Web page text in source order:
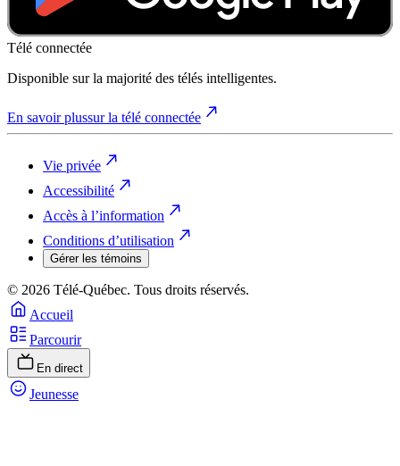
Télé connectée
Disponible sur la majorité des télés intelligentes.
En savoir plussur la télé connectée
Vie privée
Accessibilité
Accès à l’information
Conditions d’utilisation
Gérer les témoins
© 2026 Télé-Québec. Tous droits réservés.
Accueil
Parcourir
En direct
Jeunesse